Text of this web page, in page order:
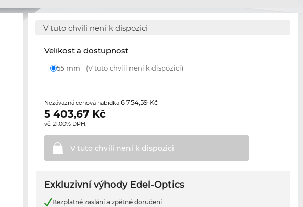
V tuto chvíli není k dispozici
Velikost a dostupnost
55 mm (V tuto chvíli není k dispozici)
Nezávazná cenová nabídka6 754,59 Kč
5 403,67 Kč
vč. 21.00% DPH.
V tuto chvíli není k dispozici
Exkluzivní výhody Edel-Optics
Bezplatné zaslání a zpětné doručení